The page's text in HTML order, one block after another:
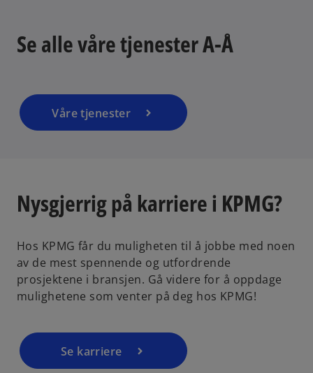
t
s
i
e
b
Se alle våre tjenester A-Å
Våre tjenester
Nysgjerrig på karriere i KPMG?
Hos KPMG får du muligheten til å jobbe med noen
av de mest spennende og utfordrende
prosjektene i bransjen. Gå videre for å oppdage
mulighetene som venter på deg hos KPMG!
Se karriere